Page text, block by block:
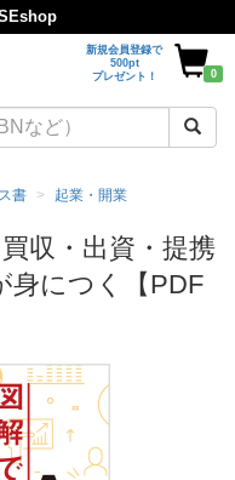
新規会員登録で
500pt
プレゼント！
0
書 起業・開業
収・出資・提携
身につく【PDF